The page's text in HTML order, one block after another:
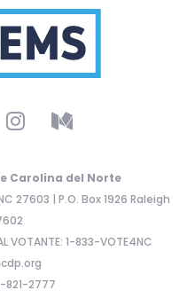
Carolina del Norte
27603 | P.O. Box 1926 Raleigh
VOTANTE: 1-833-VOTE4NC
821-2777